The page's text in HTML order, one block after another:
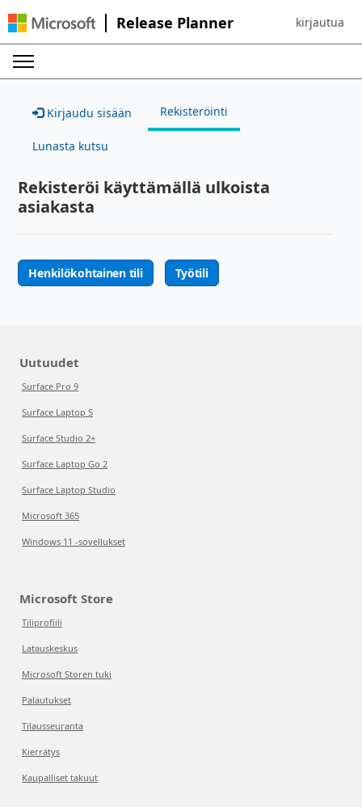
Release Planner Sign in to
kirjautua
Kirjaudu sisään Rekisteröinti
Lunasta kutsu
Rekisteröi käyttämällä ulkoista
asiakasta
Henkilökohtainen tili Työtili
Uutuudet
Surface Pro 9
Surface Laptop 5
Surface Studio 2+
Surface Laptop Go 2
Surface Laptop Studio
Microsoft 365
Windows 11 -sovellukset
Microsoft Store
Tiliprofiili
Latauskeskus
Microsoft Storen tuki
Palautukset
Tilausseuranta
Kierrätys
Kaupalliset takuut